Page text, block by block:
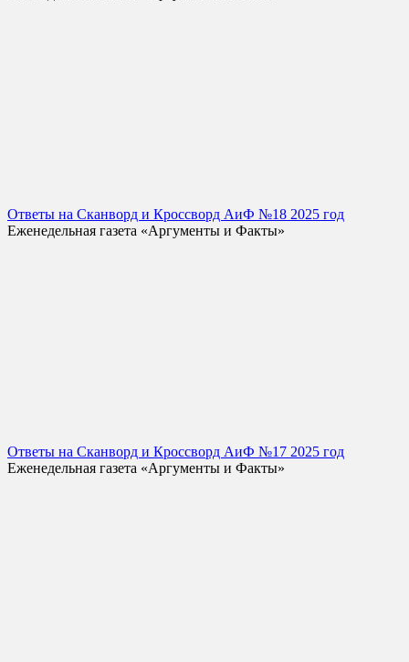
Ответы на Сканворд и Кроссворд АиФ №18 2025 год
Еженедельная газета «Аргументы и Факты»
Ответы на Сканворд и Кроссворд АиФ №17 2025 год
Еженедельная газета «Аргументы и Факты»